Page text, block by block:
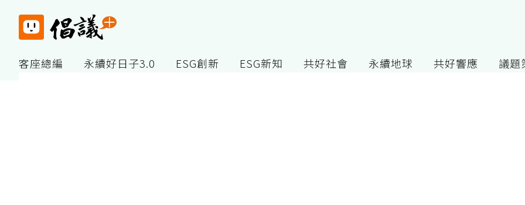
客座總編 永續好日子3.0 ESG創新 ESG新知 共好社會 永續地球 共好響應 議題